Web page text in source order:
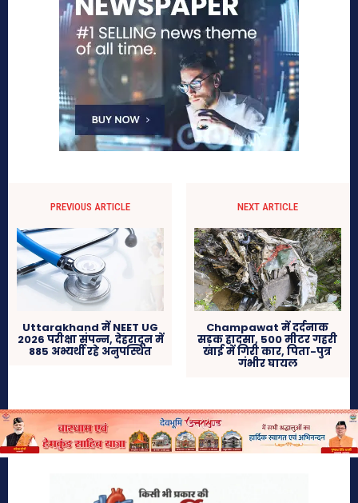
PREVIOUS ARTICLE
Uttarakhand में NEET UG
2026 परीक्षा संपन्न, देहरादून में
885 अभ्यर्थी रहे अनुपस्थित
NEXT ARTICLE
Champawat में दर्दनाक
सड़क हादसा, 500 मीटर गहरी
खाई में गिरी कार, पिता-पुत्र
गंभीर घायल